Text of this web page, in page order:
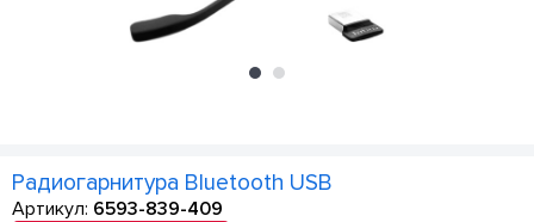
Радиогарнитура Bluetooth USB
Артикул: 6593-839-409